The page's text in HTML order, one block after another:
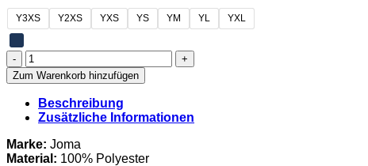
Y3XS Y2XS YXS YS YM YL YXL
VFC
Anklam
-
Lange
Trainingshose
Kinder
Menge
Zum Warenkorb hinzufügen
Beschreibung
Zusätzliche Informationen
Marke: Joma
Material: 100% Polyester